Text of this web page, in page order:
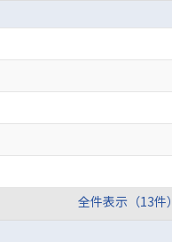
全件表示（13件）